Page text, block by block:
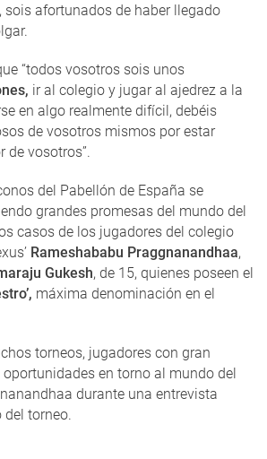
sois afortunados de haber llegado
“todos vosotros sois unos
ir al colegio y jugar al ajedrez a la
en algo realmente difícil, debéis
de vosotros mismos por estar
de vosotros”.
del Pabellón de España se
grandes promesas del mundo del
casos de los jugadores del colegio
Rameshababu Praggnanandhaa,
Gukesh, de 15, quienes poseen el
máxima denominación en el
torneos, jugadores con gran
en torno al mundo del
durante una entrevista
torneo.